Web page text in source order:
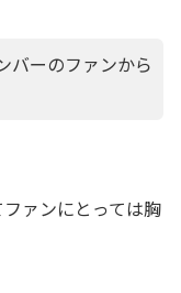
バーのファンから
ァンにとっては胸